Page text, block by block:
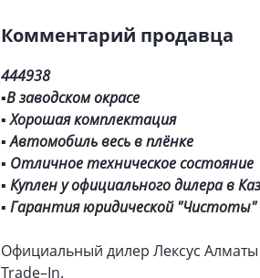
Комментарий продавца
444938
▪️В заводском окрасе
▪️ Хорошая комплектация
▪️ Автомобиль весь в плёнке
▪️ Отличное техническое состояние
▪️ Куплен у официального дилера в
▪️ Гарантия юридической "Чистоты"
Официальный дилер Лексус
Trade–In.